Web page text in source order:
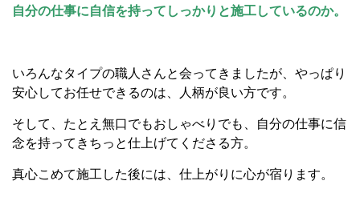
自分の仕事に自信を持ってしっかりと施工しているのか。
いろんなタイプの職人さんと会ってきましたが、やっぱり
安心してお任せできるのは、人柄が良い方です。
そして、たとえ無口でもおしゃべりでも、自分の仕事に信
念を持ってきちっと仕上げてくださる方。
真心こめて施工した後には、仕上がりに心が宿ります。